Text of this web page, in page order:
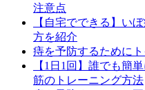
注意点
【自宅でできる】い
方を紹介
痔を予防するために
【1日1回】誰でも簡
筋のトレーニング方法